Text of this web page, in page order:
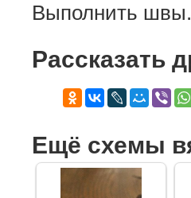
Выполнить швы.
Рассказать
Ещё схемы